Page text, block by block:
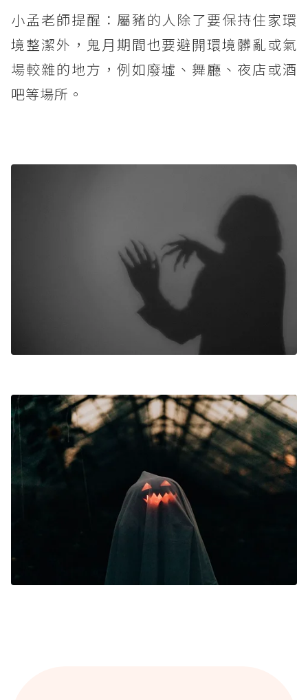
小孟老師提醒：屬豬的人除了要保持住家環
境整潔外，鬼月期間也要避開環境髒亂或氣
場較雜的地方，例如廢墟、舞廳、夜店或酒
吧等場所。